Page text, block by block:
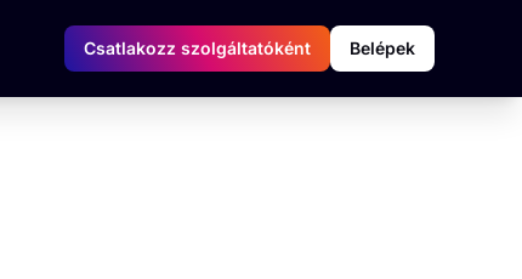
Csatlakozz szolgáltatóként Belépek